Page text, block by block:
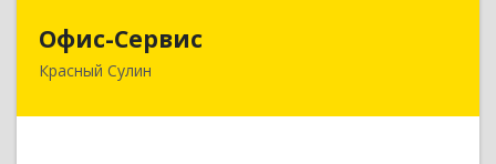
Офис-Сервис
Красный Сулин
346350, Ростовская обл, р-н Красносулинский,